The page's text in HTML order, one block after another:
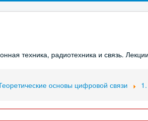
техника, радиотехника и связь.
основы цифровой связи